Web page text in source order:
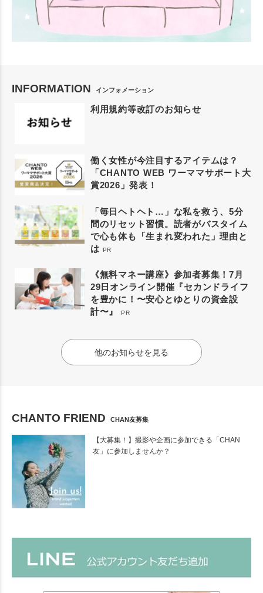
INFORMATION インフォメーション
利用規約等改訂のお知らせ
働く女性が今注目するアイテムは？
「CHANTO WEB ワーママサポート大
賞2026」発表！
「毎日ヘトヘト…」な私を救う、5分
間のリセット習慣。読者がバスタイム
で心も体も「生まれ変われた」理由と
は PR
《無料マネー講座》参加者募集！7月
29日オンライン開催『セカンドライフ
を豊かに！〜安心とゆとりの資金設
計〜』
PR
他のお知らせを見る
CHANTO FRIEND CHAN友募集
【大募集！】撮影や企画に参加できる「CHAN
友」に参加しませんか？